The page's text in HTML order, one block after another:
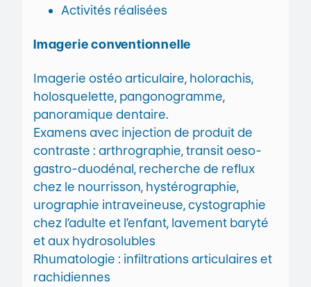
Activités réalisées
Imagerie conventionnelle
Imagerie ostéo articulaire, holorachis,
holosquelette, pangonogramme,
panoramique dentaire.
Examens avec injection de produit de
contraste : arthrographie, transit oeso-
gastro-duodénal, recherche de reflux
chez le nourrisson, hystérographie,
urographie intraveineuse, cystographie
chez l’adulte et l’enfant, lavement baryté
et aux hydrosolubles
Rhumatologie : infiltrations articulaires et
rachidiennes